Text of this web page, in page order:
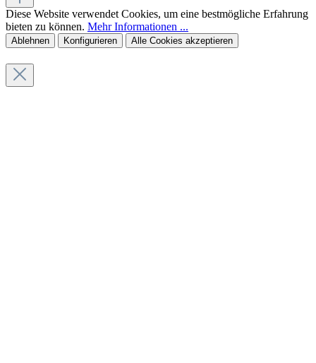
Diese Website verwendet Cookies, um eine bestmögliche Erfahrung
bieten zu können. Mehr Informationen ...
Ablehnen Konfigurieren Alle Cookies akzeptieren